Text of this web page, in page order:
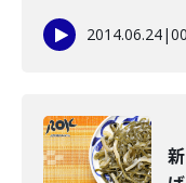
2014.06.24|